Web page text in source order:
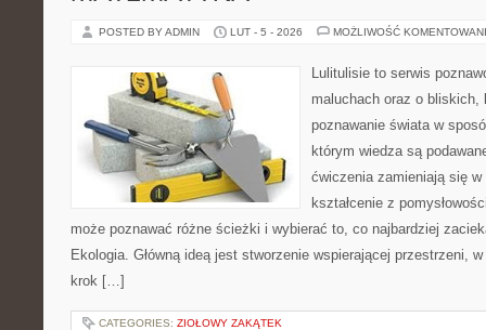
POSTED BY ADMIN LUT - 5 - 2026 MOŻLIWOŚĆ
Lulitulisie to serwis
maluchach oraz o bliskich,
poznawanie świata w
którym wiedza są
ćwiczenia zamieniają się w
kształcenie z
może poznawać różne ścieżki i wybierać to, co najbardziej
Ekologia. Główną ideą jest stworzenie wspierającej przestrzeni,
krok […]
CATEGORIES: ZIOŁOWY ZAKĄTEK